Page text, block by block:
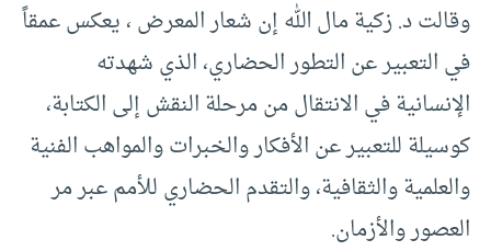
وقالت د. زكية مال الله إن شعار المعرض ، يعكس عمقاً
في التعبير عن التطور الحضاري، الذي شهدته
الإنسانية في الانتقال من مرحلة النقش إلى الكتابة،
كوسيلة للتعبير عن الأفكار والخبرات والمواهب الفنية
والعلمية والثقافية، والتقدم الحضاري للأمم عبر مر
العصور والأزمان.